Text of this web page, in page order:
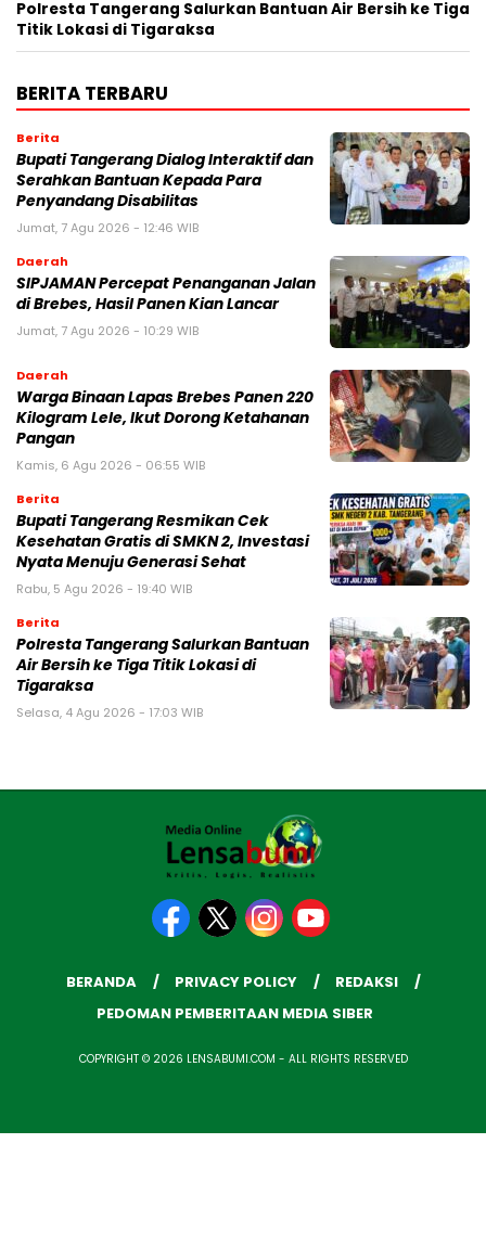
Polresta Tangerang Salurkan Bantuan Air Bersih ke Tiga
Titik Lokasi di Tigaraksa
BERITA TERBARU
Berita
Bupati Tangerang Dialog Interaktif dan
Serahkan Bantuan Kepada Para
Penyandang Disabilitas
Jumat, 7 Agu 2026 - 12:46 WIB
Daerah
SIPJAMAN Percepat Penanganan Jalan
di Brebes, Hasil Panen Kian Lancar
Jumat, 7 Agu 2026 - 10:29 WIB
Daerah
Warga Binaan Lapas Brebes Panen 220
Kilogram Lele, Ikut Dorong Ketahanan
Pangan
Kamis, 6 Agu 2026 - 06:55 WIB
Berita
‎Bupati Tangerang Resmikan Cek
Kesehatan Gratis di SMKN 2, Investasi
Nyata Menuju Generasi Sehat
Rabu, 5 Agu 2026 - 19:40 WIB
Berita
Polresta Tangerang Salurkan Bantuan
Air Bersih ke Tiga Titik Lokasi di
Tigaraksa
Selasa, 4 Agu 2026 - 17:03 WIB
BERANDA PRIVACY POLICY
REDAKSI
PEDOMAN PEMBERITAAN MEDIA SIBER
COPYRIGHT © 2026 LENSABUMI.COM - ALL RIGHTS RESERVED